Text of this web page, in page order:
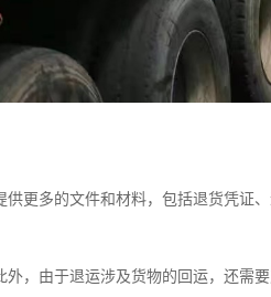
更多的文件和材料，包括退货凭证
，由于退运涉及货物的回运，还需